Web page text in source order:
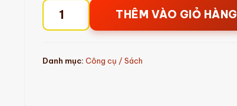
600.000₫.
tại
là:
ứng
THÊM VÀO GIỎ HÀNG
Danh mục: Công cụ / Sách